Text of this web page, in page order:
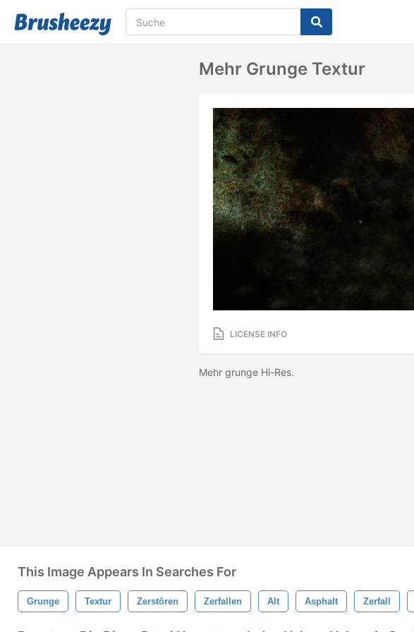
Mehr Grunge Textur
LICENSE INFO
Mehr grunge Hi-Res.
This Image Appears In Searches For
Grunge Textur Zerstören Zerfallen Alt Asphalt Zerfall